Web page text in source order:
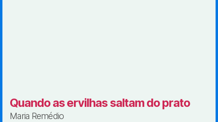
Quando as ervilhas saltam do prato
Maria Remédio